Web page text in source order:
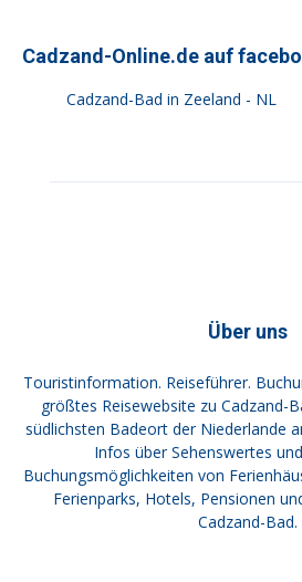
Cadzand-Online.de auf
Cadzand-Bad in Zeeland - NL
Über uns
Touristinformation. Reiseführer.
größtes Reisewebsite zu Cadzand-
südlichsten Badeort der Niederlande
Infos über Sehenswertes
Buchungsmöglichkeiten von
Ferienparks, Hotels, Pensionen
Cadzand-Bad.